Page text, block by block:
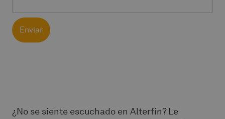
¿No se siente escuchado en Alterfin? Le